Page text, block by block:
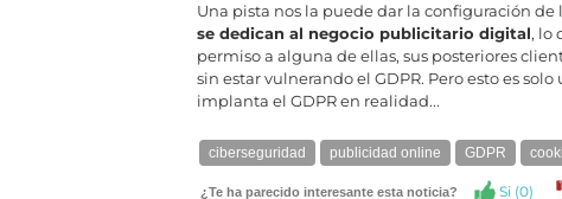
Una pista nos la puede dar la configuración
se dedican al negocio publicitario digital, lo
permiso a alguna de ellas, sus posteriores
sin estar vulnerando el GDPR. Pero esto es
implanta el GDPR en realidad...
ciberseguridad publicidad online GDPR
¿Te ha parecido interesante esta noticia? Si (0)